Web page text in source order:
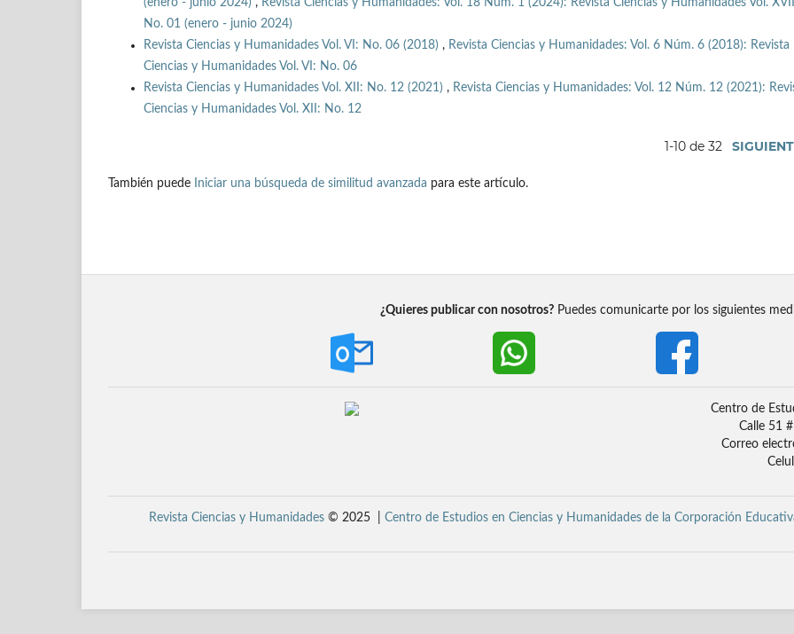
No. 01 (enero - junio 2024)
Revista Ciencias y Humanidades Vol. VI: No. 06 (2018) , Revista Ciencias y Humanidades: Vol. 6 Núm. 6 (2018): Revista
Ciencias y Humanidades Vol. VI: No. 06
Revista Ciencias y Humanidades Vol. XII: No. 12 (2021) , Revista Ciencias y Humanidades: Vol. 12 Núm. 12 (2021):
Ciencias y Humanidades Vol. XII: No. 12
1-10 de 32
También puede Iniciar una búsqueda de similitud avanzada para este artículo.
¿Quieres publicar con nosotros?Puedes comunicarte por los siguientes
Centro de
Calle 51
Correo
Revista Ciencias y Humanidades© 2025 | Centro de Estudios en Ciencias y Humanidades de la Corporación